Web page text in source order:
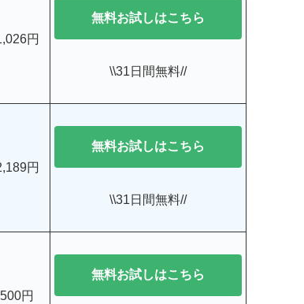
円
無料お試しはこちら
\\31日間無料//
円
無料お試しはこちら
\\31日間無料//
500円
無料お試しはこちら